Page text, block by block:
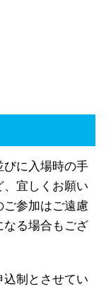
びに入場時の手
宜しくお願い
参加はご遠慮
なる場合もござ
制とさせてい